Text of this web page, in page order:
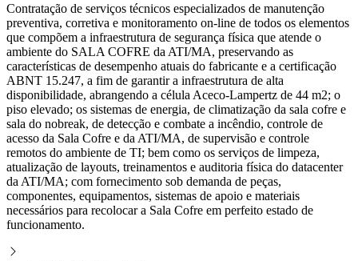
Contratação de serviços técnicos especializados de manutenção
preventiva, corretiva e monitoramento on-line de todos os elementos
que compõem a infraestrutura de segurança física que atende o
ambiente do SALA COFRE da ATI/MA, preservando as
características de desempenho atuais do fabricante e a certificação
ABNT 15.247, a fim de garantir a infraestrutura de alta
disponibilidade, abrangendo a célula Aceco-Lampertz de 44 m2; o
piso elevado; os sistemas de energia, de climatização da sala cofre e
sala do nobreak, de detecção e combate a incêndio, controle de
acesso da Sala Cofre e da ATI/MA, de supervisão e controle
remotos do ambiente de TI; bem como os serviços de limpeza,
atualização de layouts, treinamentos e auditoria física do datacenter
da ATI/MA; com fornecimento sob demanda de peças,
componentes, equipamentos, sistemas de apoio e materiais
necessários para recolocar a Sala Cofre em perfeito estado de
funcionamento.